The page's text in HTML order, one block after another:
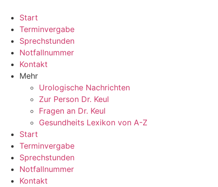
Inhalt
springen
Start
Terminvergabe
Sprechstunden
Notfallnummer
Kontakt
Mehr
Urologische Nachrichten
Zur Person Dr. Keul
Fragen an Dr. Keul
Gesundheits Lexikon von A-Z
Start
Terminvergabe
Sprechstunden
Notfallnummer
Kontakt